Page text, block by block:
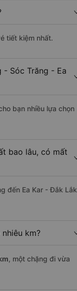
tiết kiệm nhất.
- Sóc Trăng - Ea
bạn nhiều lựa chọn
bao lâu, có mất
đến Ea Kar - Đắk Lắk
km?
, một chặng đi vừa